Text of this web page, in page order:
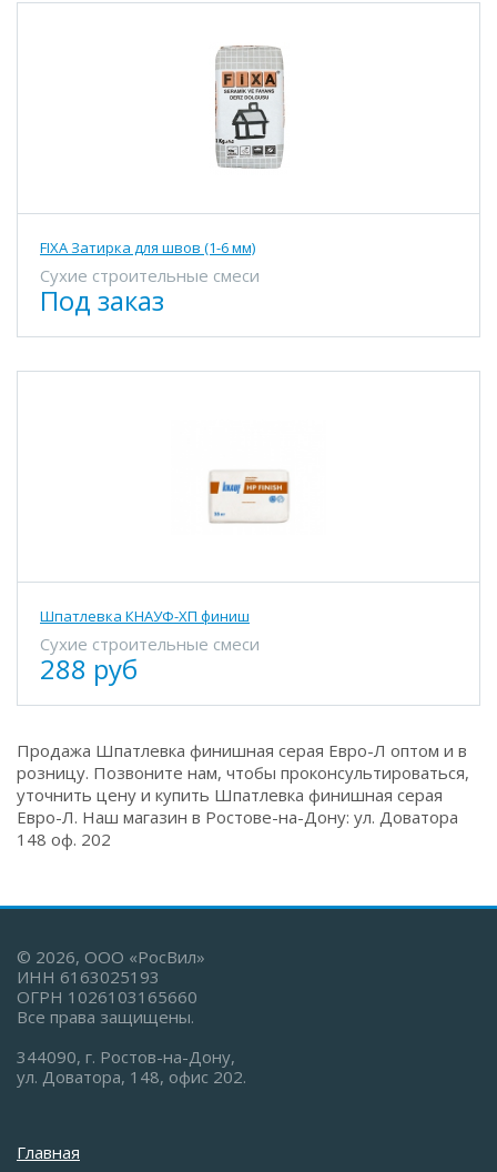
FIXA Затирка для швов (1-6 мм)
Сухие строительные смеси
Под заказ
Шпатлевка КНАУФ-ХП финиш
Сухие строительные смеси
288 руб
Продажа Шпатлевка финишная серая Евро-Л оптом и в
розницу. Позвоните нам, чтобы проконсультироваться,
уточнить цену и купить Шпатлевка финишная серая
Евро-Л. Наш магазин в Ростове-на-Дону: ул. Доватора
148 оф. 202
© 2026, ООО «РосВил»
ИНН 6163025193
ОГРН 1026103165660
Все права защищены.
344090, г. Ростов-на-Дону,
ул. Доватора, 148, офис 202.
Главная